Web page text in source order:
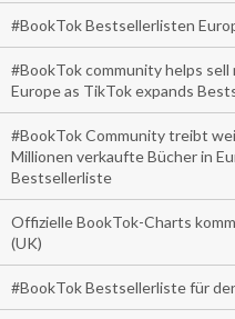
#BookTok Bestsellerlisten
#BookTok community helps
Europe as TikTok expands
#BookTok Community treibt
Millionen verkaufte Bücher in
Bestsellerliste
Offizielle BookTok-Charts
(UK)
#BookTok Bestsellerliste für